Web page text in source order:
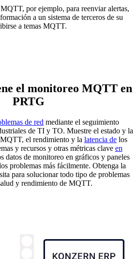
por ejemplo, para reenviar alertas,
a un sistema de terceros de su
a temas MQTT.
el monitoreo MQTT en
PRTG
de red mediante el seguimiento
de TI y TO. Muestre el estado y la
el rendimiento y la latencia de los
y recursos y otras métricas clave en
datos de monitoreo en gráficos y paneles
problemas más fácilmente. Obtenga la
para solucionar todo tipo de problemas
y rendimiento de MQTT.